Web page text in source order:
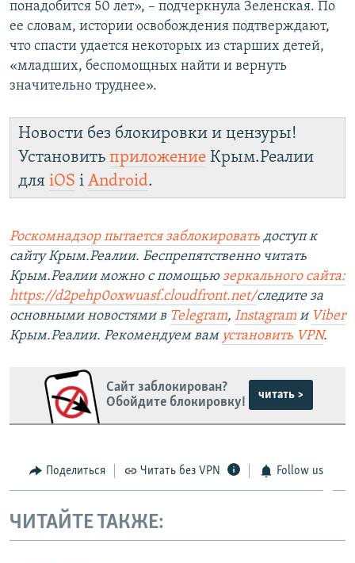
понадобится 50 лет», – подчеркнула Зеленская. По
ее словам, истории освобождения подтверждают,
что спасти удается некоторых из старших детей,
«младших, беспомощных найти и вернуть
значительно труднее».
Новости без блокировки и цензуры!
Установить приложение Крым.Реалии
для iOS і Android.
Роскомнадзор пытается заблокировать доступ к
сайту Крым.Реалии. Беспрепятственно читать
Крым.Реалии можно с помощью зеркального сайта:
https://d2pehp0oxwuasf.cloudfront.net/следите за
основными новостями в Telegram, Instagram и Viber
Крым.Реалии. Рекомендуем вам установить VPN.
Сайт заблокирован?
Обойдите блокировку!
читать >
Поделиться Читать без VPN Follow us
ЧИТАЙТЕ ТАКЖЕ: